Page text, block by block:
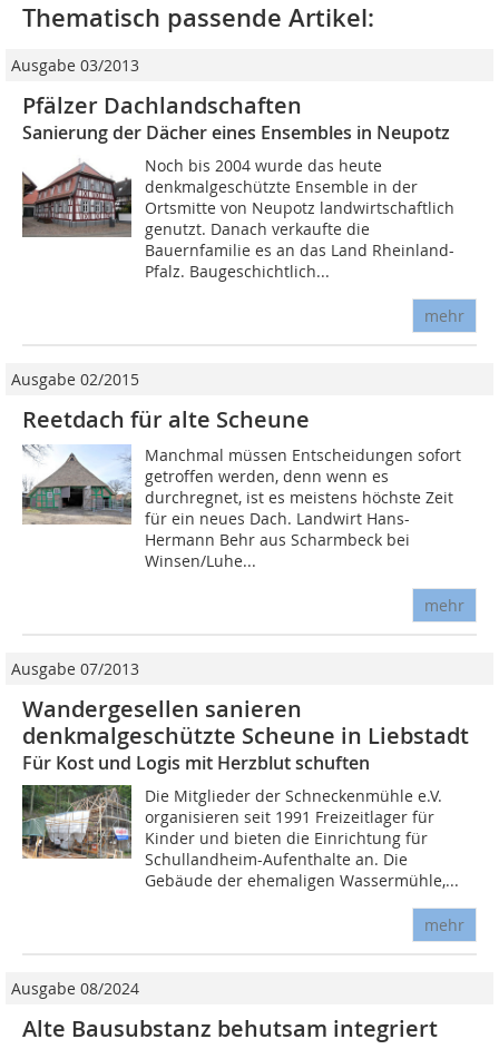
Thematisch passende Artikel:
Ausgabe 03/2013
Pfälzer Dachlandschaften
Sanierung der Dächer eines Ensembles in Neupotz
Noch bis 2004 wurde das heute
denkmalgeschützte Ensemble in der
Ortsmitte von Neupotz landwirtschaftlich
genutzt. Danach verkaufte die
Bauernfamilie es an das Land Rheinland-
Pfalz. Baugeschichtlich...
mehr
Ausgabe 02/2015
Reetdach für alte Scheune
Manchmal müssen Entscheidungen sofort
getroffen werden, denn wenn es
durchregnet, ist es meistens höchste Zeit
für ein neues Dach. Landwirt Hans-
Hermann Behr aus Scharmbeck bei
Winsen/Luhe...
mehr
Ausgabe 07/2013
Wandergesellen sanieren
denkmalgeschützte Scheune in Liebstadt
Für Kost und Logis mit Herzblut schuften
Die Mitglieder der Schneckenmühle e.V.
organisieren seit 1991 Freizeitlager für
Kinder und bieten die Einrichtung für
Schullandheim-Aufenthalte an. Die
Gebäude der ehemaligen Wassermühle,...
mehr
Ausgabe 08/2024
Alte Bausubstanz behutsam integriert